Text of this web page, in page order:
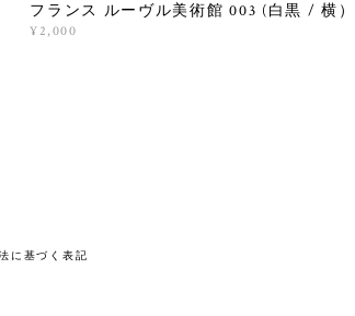
フランス ルーヴル美術館 003 (白黒 / 横）
¥2,000
に基づく表記